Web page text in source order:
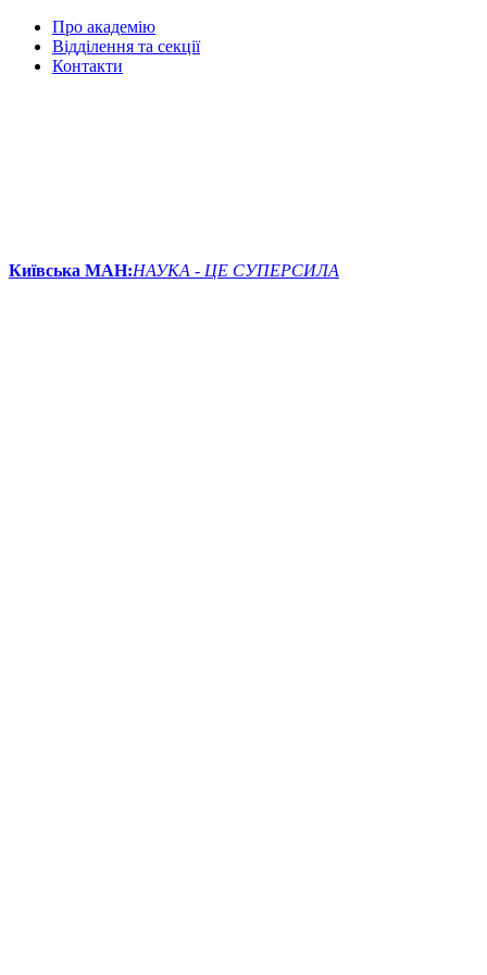
Про академію
Відділення та секції
Контакти
Київська МАН:НАУКА - ЦЕ СУПЕРСИЛА